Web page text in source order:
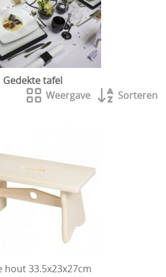
Gedekte tafel
Weergave
Sorteren
hout 33.5x23x27cm